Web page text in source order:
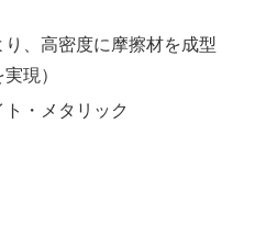
、高密度に摩擦材を成型
現）
・メタリック